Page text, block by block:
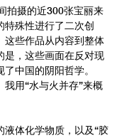
拍摄的近300张宝丽来
特殊性进行了二次创
这些作品从内容到整体
是，这些画面在反对现
中国的阴阳哲学。
用“水与火并存”来概
体化学物质，以及“胶